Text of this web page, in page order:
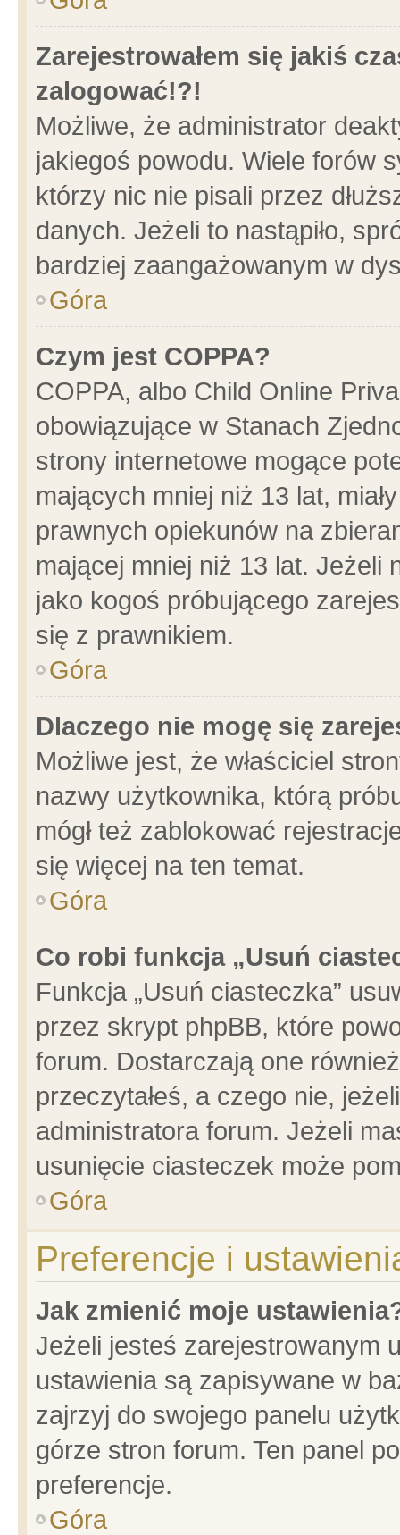
Zarejestrowałem się jakiś
zalogować!?!
Możliwe, że administrator
jakiegoś powodu. Wiele forów
którzy nic nie pisali przez
danych. Jeżeli to nastąpiło,
bardziej zaangażowanym w
Góra
Czym jest COPPA?
COPPA, albo Child Online
obowiązujące w Stanach
strony internetowe mogące
mających mniej niż 13 lat,
prawnych opiekunów na
mającej mniej niż 13 lat. Jeżeli
jako kogoś próbującego
się z prawnikiem.
Góra
Dlaczego nie mogę się
Możliwe jest, że właściciel
nazwy użytkownika, którą
mógł też zablokować
się więcej na ten temat.
Góra
Co robi funkcja „Usuń
Funkcja „Usuń ciasteczka”
przez skrypt phpBB, które
forum. Dostarczają one
przeczytałeś, a czego nie,
administratora forum. Jeżeli
usunięcie ciasteczek może
Góra
Preferencje i
Jak zmienić moje
Jeżeli jesteś zarejestrowanym
ustawienia są zapisywane w
zajrzyj do swojego panelu
górze stron forum. Ten panel
preferencje.
Góra